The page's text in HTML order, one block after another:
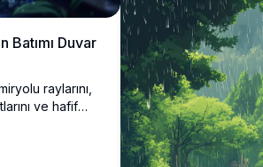
Batımı Duvar
raylarını,
ve hafif